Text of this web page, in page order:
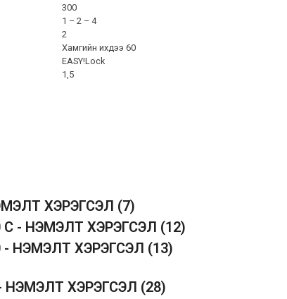
300
1 – 2 – 4
2
Хамгийн ихдээ 60
EASY!Lock
1,5
ХЭРЭГСЭЛ (7)
C - НЭМЭЛТ ХЭРЭГСЭЛ (12)
- НЭМЭЛТ ХЭРЭГСЭЛ (13)
НЭМЭЛТ ХЭРЭГСЭЛ (28)